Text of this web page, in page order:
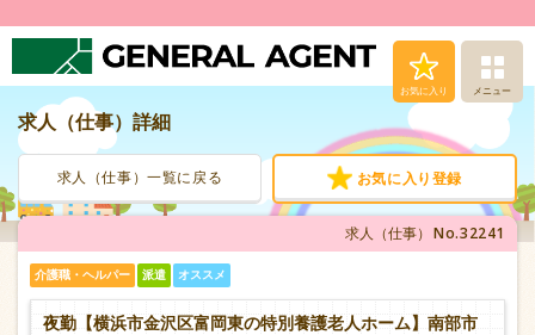
お気に入り メニュー
人材派遣サービス
転職支援サービス
登録から就業まで
求人（仕事）詳細
求人（仕事）一覧に戻る お気に入り登録
求人（仕事） No.32241
介護職・ヘルパー 派遣 オススメ
夜勤【横浜市金沢区富岡東の特別養護老人ホーム】南部市